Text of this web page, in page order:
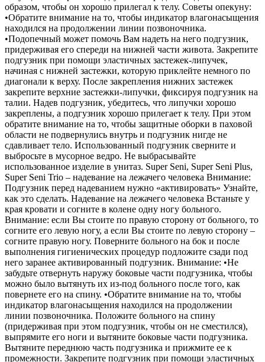
образом, чтобы он хорошо прилегал к телу. Советы опекуну:
•Обратите внимание на то, чтобы индикатор влагонасыщения
находился на продолжении линии позвоночника.
•Подопечный может помочь Вам надеть на него подгузник,
придерживая его спереди на нижней части живота. Закрепите
подгузник при помощи эластичных застежек-липучек,
начиная с нижней застежки, которую приклейте немного по
диагонали к верху. После закрепления нижних застежек
закрепите верхние застежки-липучки, фиксируя подгузник на
талии. Надев подгузник, убедитесь, что липучки хорошо
закреплены, а подгузник хорошо прилегает к телу. При этом
обратите внимание на то, чтобы защитные оборки в паховой
области не подвернулись внутрь и подгузник нигде не
сдавливает тело. Использованный подгузник сверните и
выбросьте в мусорное ведро. Не выбрасывайте
использованное изделие в унитаз. Super Seni, Super Seni Plus,
Super Seni Trio – надевание на лежачего человека Внимание:
Подгузник перед надеванием нужно «активировать» Узнайте,
как это сделать. Надевание на лежачего человека Встаньте у
края кровати и согните в колене одну ногу больного.
Внимание: если Вы стоите по правую сторону от больного, то
согните его левую ногу, а если Вы стоите по левую сторону –
согните правую ногу. Поверните больного на бок и после
выполнения гигиенических процедур подложите сзади под
него заранее активированный подгузник. Внимание: •Не
забудьте отвернуть наружу боковые части подгузника, чтобы
можно было вытянуть их из-под больного после того, как
повернете его на спину. •Обратите внимание на то, чтобы
индикатор влагонасыщения находился на продолжении
линии позвоночника. Положите больного на спину
(придерживая при этом подгузник, чтобы он не сместился),
выпрямите его ноги и вытяните боковые части подгузника.
Вытяните переднюю часть подгузника и прижмите ее к
промежности. Закрепите подгузник при помощи эластичных